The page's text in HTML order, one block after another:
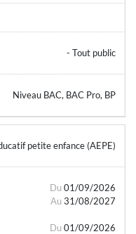
- Tout public
Niveau BAC, BAC Pro, BP
petite enfance (AEPE)
Du 01/09/2026
Au 31/08/2027
Du 01/09/2026